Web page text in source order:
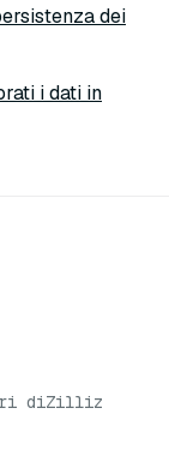
dei
i dati in
diZilliz